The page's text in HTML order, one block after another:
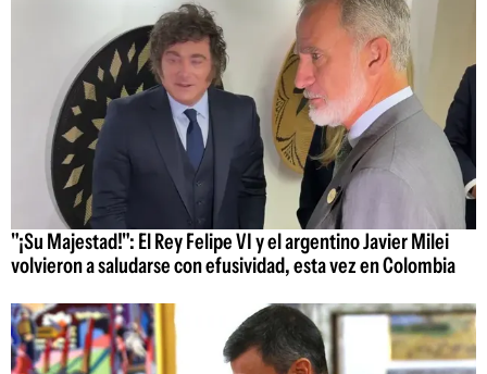
"¡Su Majestad!": El Rey Felipe VI y el argentino Javier Milei
volvieron a saludarse con efusividad, esta vez en Colombia